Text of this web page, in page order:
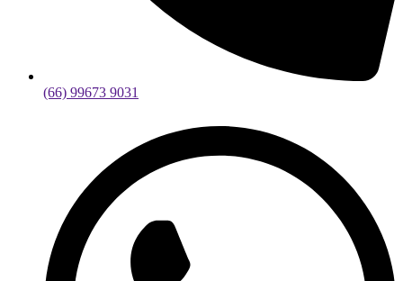
(66) 99673 9031